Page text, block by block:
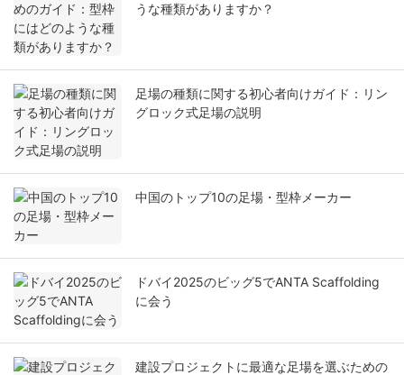
うな種類がありますか？
足場の種類に関する初心者向けガイド：リン
グロック式足場の説明
中国のトップ10の足場・型枠メーカー
ドバイ2025のビッグ5でANTA Scaffolding
に会う
建設プロジェクトに最適な足場を選ぶための